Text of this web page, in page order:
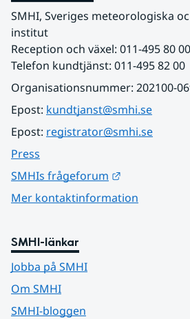
SMHI, Sveriges meteorologiska
institut
Reception och växel: 011-495 80 00
Telefon kundtjänst: 011-495 82 00
Organisationsnummer: 202100-
Epost: kundtjanst@smhi.se
Epost: registrator@smhi.se
Press
SMHIs frågeforum
Mer kontaktinformation
SMHI-länkar
Jobba på SMHI
Om SMHI
SMHI-bloggen